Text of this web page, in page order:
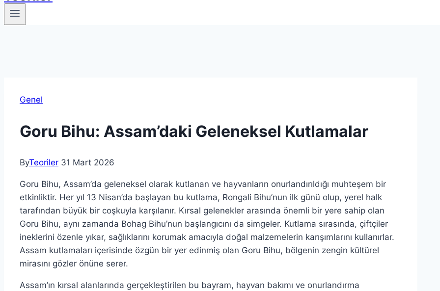
Genel
Goru Bihu: Assam’daki Geleneksel Kutlamalar
ByTeoriler 31 Mart 2026
Goru Bihu, Assam’da geleneksel olarak kutlanan ve hayvanların onurlandırıldığı muhteşem bir
etkinliktir. Her yıl 13 Nisan’da başlayan bu kutlama, Rongali Bihu’nun ilk günü olup, yerel halk
tarafından büyük bir coşkuyla karşılanır. Kırsal gelenekler arasında önemli bir yere sahip olan
Goru Bihu, aynı zamanda Bohag Bihu’nun başlangıcını da simgeler. Kutlama sırasında, çiftçiler
ineklerini özenle yıkar, sağlıklarını korumak amacıyla doğal malzemelerin karışımlarını kullanırlar.
Assam kutlamaları içerisinde özgün bir yer edinmiş olan Goru Bihu, bölgenin zengin kültürel
mirasını gözler önüne serer.
Assam’ın kırsal alanlarında gerçekleştirilen bu bayram, hayvan bakımı ve onurlandırma